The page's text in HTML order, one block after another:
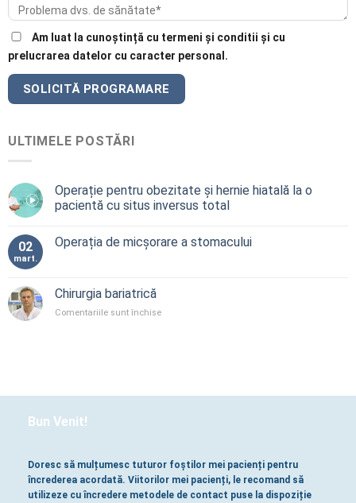
Am luat la cunoștință cu termeni și conditii și cu
prelucrarea datelor cu caracter personal.
ULTIMELE POSTĂRI
Operație pentru obezitate și hernie hiatală la o
pacientă cu situs inversus total
02
mart.
Operația de micșorare a stomacului
Chirurgia bariatrică
Comentariile sunt închisepentru
Bun Venit!
Doresc să mulțumesc tuturor foștilor mei pacienți pentru
încrederea acordată. Viitorilor mei pacienți, le recomand să
utilizeze cu încredere metodele de contact puse la dispoziție